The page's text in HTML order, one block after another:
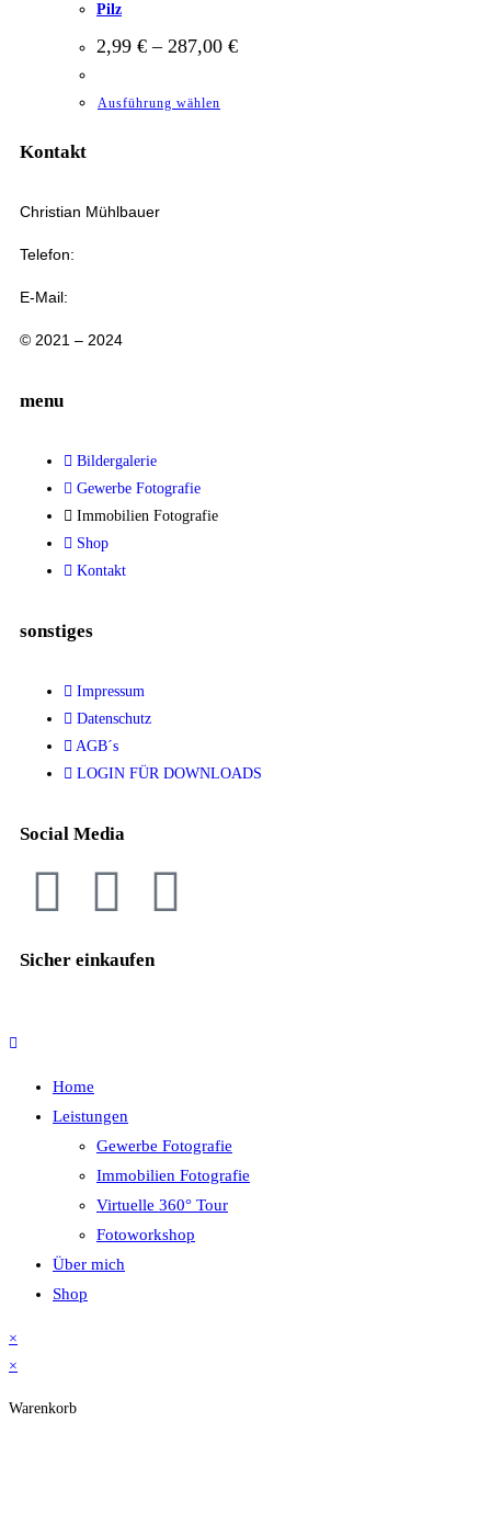
Pilz
2,99 € – 287,00 €
Ausführung wählen
Kontakt
Christian Mühlbauer
Telefon:
E-Mail:
© 2021 – 2024
menu
Bildergalerie
Gewerbe Fotografie
Immobilien Fotografie
Shop
Kontakt
sonstiges
Impressum
Datenschutz
AGB´s
LOGIN FÜR DOWNLOADS
Social Media
Sicher einkaufen
Home
Leistungen
Gewerbe Fotografie
Immobilien Fotografie
Virtuelle 360° Tour
Fotoworkshop
Über mich
Shop
×
×
Warenkorb